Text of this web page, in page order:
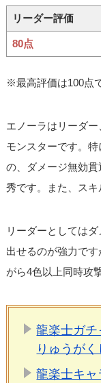
リーダー評価
80点
※最高評価は100点
エノーラはリーダ
モンスターです。
の、ダメージ無効
秀です。また、スキ
リーダーとしては
出せるのが強力で
がら4色以上同時攻
龍楽士ガチ
りゅうがく
龍楽士キ